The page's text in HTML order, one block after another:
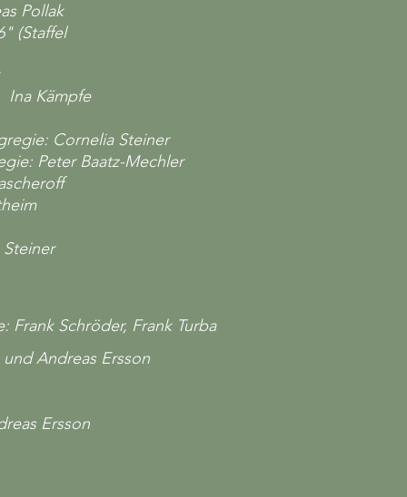
Pollak
(Staffel
Ina Kämpfe
Cornelia Steiner
Peter Baatz-Mechler
Frank Schröder, Frank Turba
Andreas Ersson
Ersson